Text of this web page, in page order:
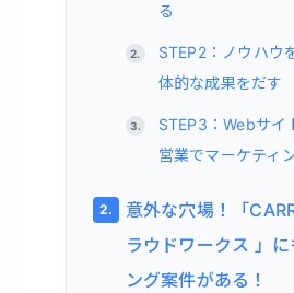
る
STEP2：ノウハウ
体的な成果をだす
STEP3：Webサイ
営業でマーケティ
意外な穴場！「
ラウドワークス 」
ング案件がある！